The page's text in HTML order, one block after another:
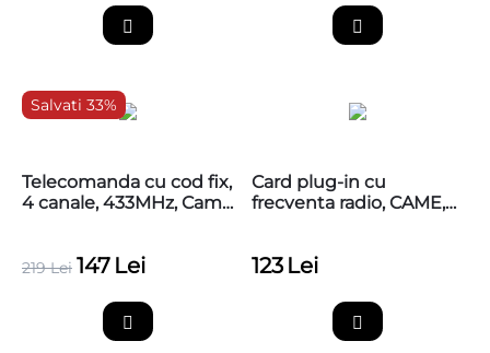
Salvati 33%
Telecomanda cu cod fix,
4 canale, 433MHz, Came
219 Lei 147 Lei
Card plug-in cu
frecventa radio, CAME,
123 Lei